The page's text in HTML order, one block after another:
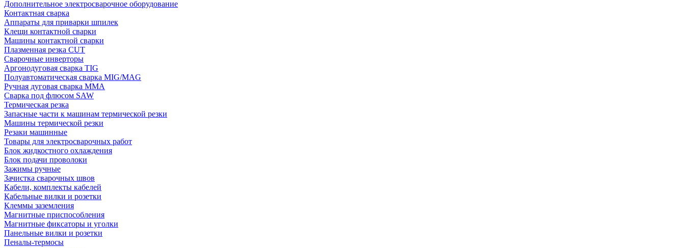
Дополнительное электросварочное оборудование
Контактная сварка
Аппараты для приварки шпилек
Клещи контактной сварки
Машины контактной сварки
Плазменная резка CUT
Сварочные инверторы
Аргонодуговая сварка TIG
Полуавтоматическая сварка MIG/MAG
Ручная дуговая сварка MMA
Сварка под флюсом SAW
Термическая резка
Запасные части к машинам термической резки
Машины термической резки
Резаки машинные
Товары для электросварочных работ
Блок жидкостного охлаждения
Блок подачи проволоки
Зажимы ручные
Зачистка сварочных швов
Кабели, комплекты кабелей
Кабельные вилки и розетки
Клеммы заземления
Магнитные приспособления
Магнитные фиксаторы и уголки
Панельные вилки и розетки
Пеналы-термосы